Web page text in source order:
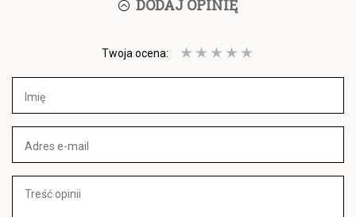
DODAJ OPINIĘ
Twoja ocena: